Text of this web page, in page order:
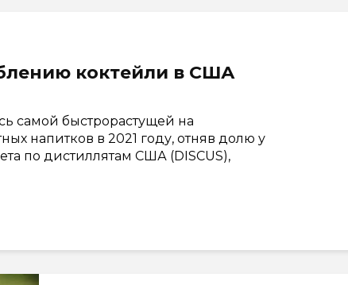
коктейли в США
самой быстрорастущей на
напитков в 2021 году, отняв долю у
по дистиллятам США (DISCUS),